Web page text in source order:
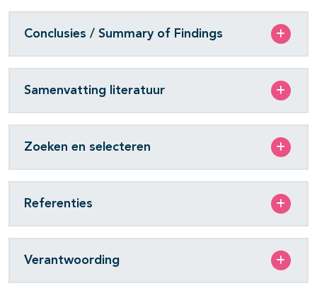
Conclusies / Summary of Findings
Samenvatting literatuur
Zoeken en selecteren
Referenties
Verantwoording